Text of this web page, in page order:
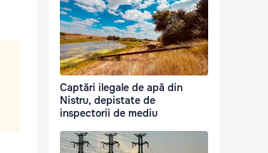
Captări ilegale de apă din
Nistru, depistate de
inspectorii de mediu